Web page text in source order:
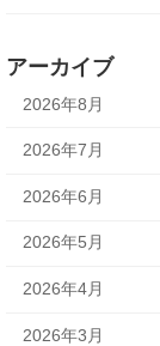
アーカイブ
2026年8月
2026年7月
2026年6月
2026年5月
2026年4月
2026年3月